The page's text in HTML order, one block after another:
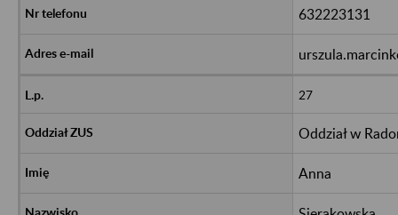
632223131
27
Oddział w
Anna